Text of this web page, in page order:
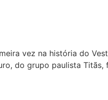
vez na história do
do grupo paulista